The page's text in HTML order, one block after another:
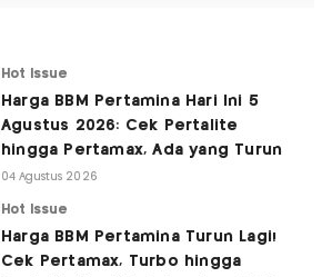
Hot Issue
Harga BBM Pertamina Hari Ini 5
Agustus 2026: Cek Pertalite
hingga Pertamax, Ada yang Turun
04 Agustus 2026
Hot Issue
Harga BBM Pertamina Turun Lagi!
Cek Pertamax, Turbo hingga